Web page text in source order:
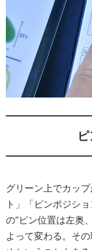
グリーン上でカッ
ト」「ピンポジシ
の”ピン位置は左奥
よって変わる。そ